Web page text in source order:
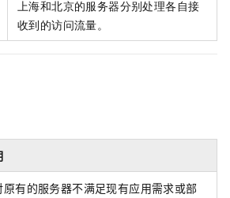
上海和北京的服务器分别处理各自接
收到的访问流量。
原有的服务器不满足现有应用需求或部